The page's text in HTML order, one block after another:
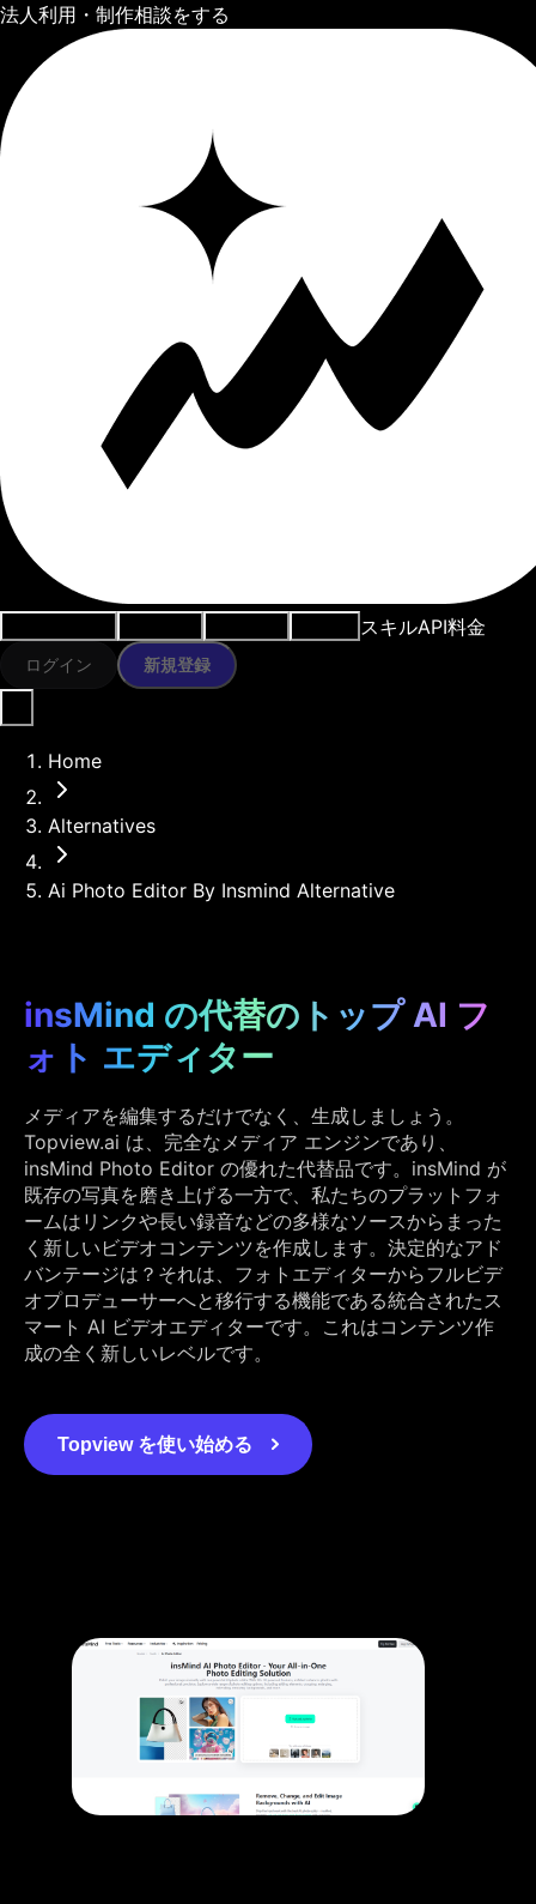
法人利用・制作相談をする
スキルAPI料金
ログイン 新規登録
Home
Alternatives
Ai Photo Editor By Insmind Alternative
insMind の代替のトップ AI フ
ォト エディター
メディアを編集するだけでなく、生成しましょう。
Topview.ai は、完全なメディア エンジンであり、
insMind Photo Editor の優れた代替品です。insMind が
既存の写真を磨き上げる一方で、私たちのプラットフォ
ームはリンクや長い録音などの多様なソースからまった
く新しいビデオコンテンツを作成します。決定的なアド
バンテージは？それは、フォトエディターからフルビデ
オプロデューサーへと移行する機能である統合されたス
マート AI ビデオエディターです。これはコンテンツ作
成の全く新しいレベルです。
Topview を使い始める